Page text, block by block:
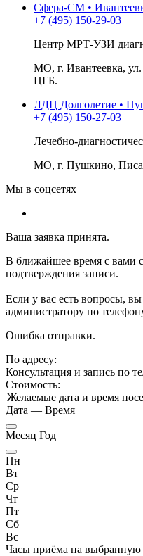
Сфера-СМ •
+7 (495) 150-29-03
Центр МРТ-УЗИ
МО, г. Ивантеевка,
ЦГБ.
ЛДЦ Долголетие •
+7 (495) 150-27-03
Лечебно-
МО, г. Пушкино,
Мы в соцсетях
Ваша заявка принята.
В ближайшее время с вами
подтверждения записи.
Если у вас есть вопросы,
администратору по
Ошибка отправки.
По адресу:
Консультация и запись по
Стоимость:
Желаемые дата и время
Дата — Время
Месяц Год
Пн
Вт
Ср
Чт
Пт
Сб
Вс
Часы приёма на выбранную